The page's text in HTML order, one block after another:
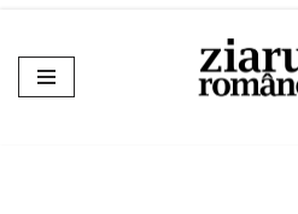
Sari
la